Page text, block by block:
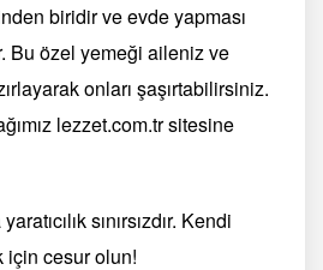
biridir ve evde yapması
Bu özel yemeği aileniz ve
onları şaşırtabilirsiniz.
lezzet.com.tr sitesine
sınırsızdır. Kendi
için cesur olun!